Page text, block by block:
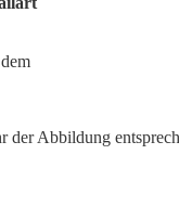
der Abbildung